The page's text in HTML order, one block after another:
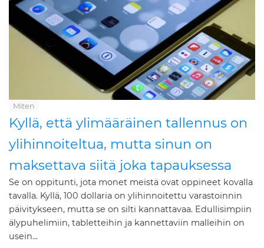
Miten
Kyllä, että ylimääräinen tallennus on
ylihinnoiteltua, mutta sinun on
maksettava siitä joka tapauksessa
Se on oppitunti, jota monet meistä ovat oppineet kovalla
tavalla. Kyllä, 100 dollaria on ylihinnoitettu varastoinnin
päivitykseen, mutta se on silti kannattavaa. Edullisimpiin
älypuhelimiin, tabletteihin ja kannettaviin malleihin on
usein...